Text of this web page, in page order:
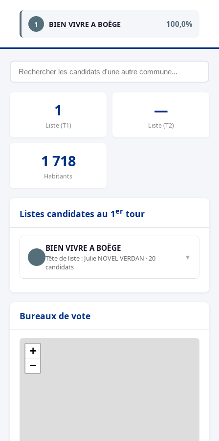
1 BIEN VIVRE A BOËGE 100,0%
1
Liste (T1)
—
Liste (T2)
1 718
Habitants
Listes candidates au 1er tour
BIEN VIVRE A BOËGE
Tête de liste : Julie NOVEL VERDAN · 20
candidats
▼
Bureaux de vote
+
−